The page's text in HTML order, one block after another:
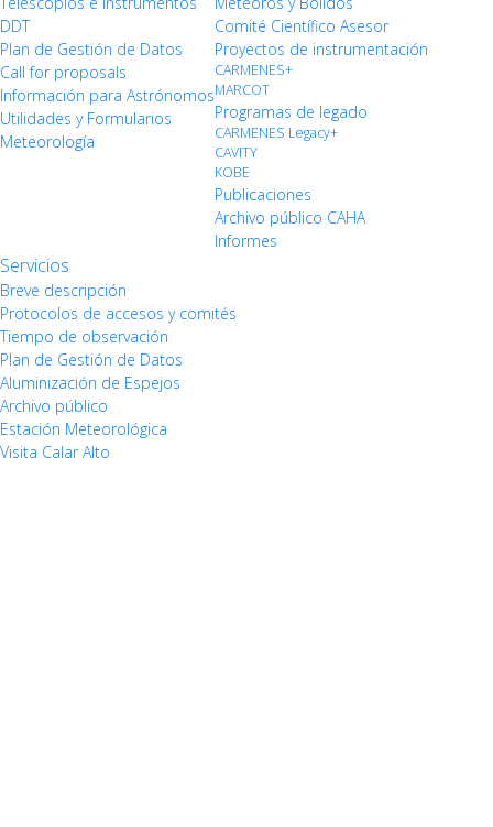
DDT
Plan de Gestión de Datos
Call for proposals
Información para Astrónomos
Utilidades y Formularios
Meteorología
Comité Científico Asesor
Proyectos de instrumentación
CARMENES+
MARCOT
Programas de legado
CARMENES Legacy+
CAVITY
KOBE
Publicaciones
Archivo público CAHA
Informes
Servicios
Breve descripción
Protocolos de accesos y comités
Tiempo de observación
Plan de Gestión de Datos
Aluminización de Espejos
Archivo público
Estación Meteorológica
Visita Calar Alto